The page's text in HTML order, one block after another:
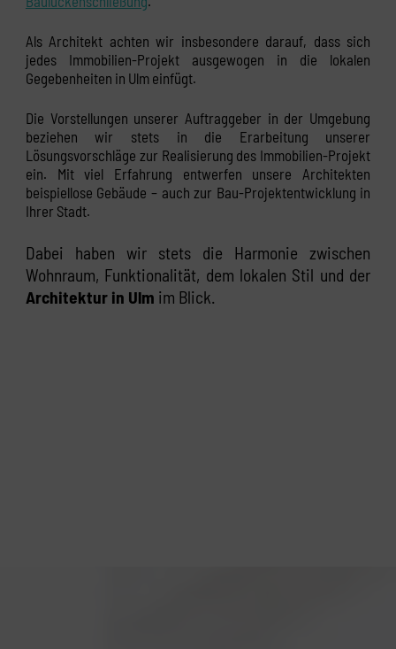
Als Architekt achten wir insbesondere darauf, dass sich
jedes Immobilien-Projekt ausgewogen in die lokalen
Gegebenheiten in Ulm einfügt.
Die Vorstellungen unserer Auftraggeber in der Umgebung
beziehen wir stets in die Erarbeitung unserer
Lösungsvorschläge zur Realisierung des Immobilien-Projekt
ein. Mit viel Erfahrung entwerfen unsere Architekten
beispiellose Gebäude – auch zur Bau-Projektentwicklung in
Ihrer Stadt.
Dabei haben wir stets die Harmonie zwischen
Wohnraum, Funktionalität, dem lokalen Stil und der
Architektur in Ulm im Blick.